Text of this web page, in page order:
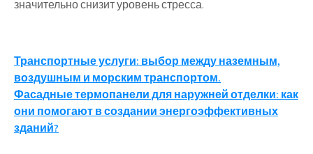
значительно снизит уровень стресса.
Навигация
по
записям
Транспортные услуги: выбор между наземным,
воздушным и морским транспортом.
Фасадные термопанели для наружней отделки: как
они помогают в создании энергоэффективных
зданий?